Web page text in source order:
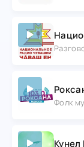
Фолк